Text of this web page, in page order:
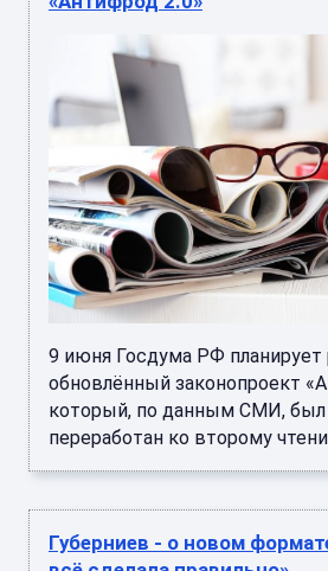
9 июня Госдума РФ планирует
обновлённый законопроект
который, по данным СМИ, был
переработан ко второму чтени
Губерниев - о новом